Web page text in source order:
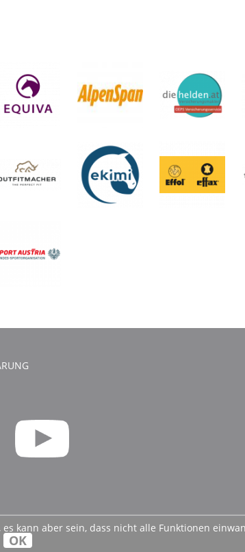
kann aber sein, dass nicht alle Funktionen
OK